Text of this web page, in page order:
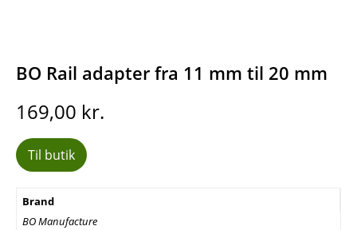
BO Rail adapter fra 11 mm til 20 mm
169,00 kr.
Til butik
Brand
BO Manufacture